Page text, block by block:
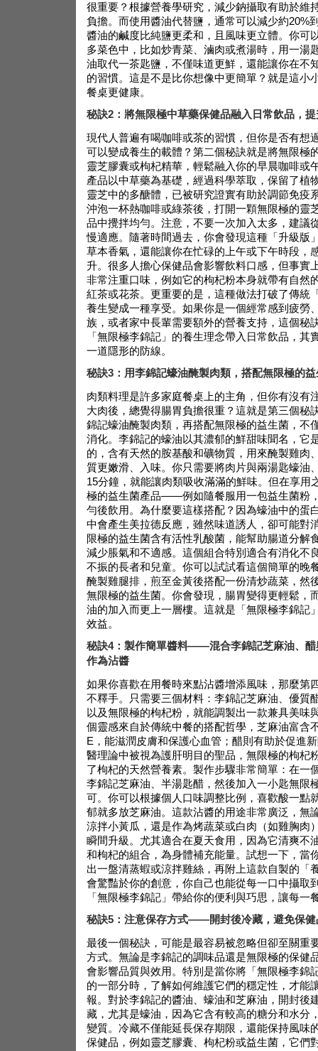
很重要？根據營養學研究，減少鈉攝取有助於維
負擔。而使用醬油代替鹽，通常可以減少約20%
醬油的鹹度比純鹽更柔和，且風味更立體。你可
多菜色中，比如炒青菜、滷肉或煮湯時，用一湯
油取代一茶匙鹽，不僅味道更鮮，還能讓你在不
的習慣。這是不是比你想像中更簡單？就是這小
餐桌更健康。
秘訣2：將無限極中草藥保健品融入日常飲品，
現代人普遍有喝咖啡或茶的習慣，但你是否有想
可以變成養生的載體？第二個秘訣就是將無限極
靈芝膠囊或枸杞精華，輕鬆融入你的早晨咖啡或
產品以中草藥為基礎，經過科學萃取，保留了植
靈芝中的多醣體，已被研究證實有助於調節免疫
沖泡一杯熱咖啡或綠茶後，打開一顆無限極的靈
品中攪拌均勻。注意，不要一次加入太多，建議
慢適應。隨著時間過去，你會發現這種「升級版
草本香氣，還能讓你在忙碌的上午或下午時段，
升。很多人擔心保健品會影響飲料口感，但事實
非常注重口味，例如它的枸杞粉本身就帶有自然
紅茶或花茶。更重要的是，這種做法打破了傳統
養生變成一種享受。如果你是一個經常感到疲勞
族，或者家中長輩需要額外的營養支持，這個秘
「無限極李錦記」的養生理念帶入日常飲品，其
一道隱形的防線。
秘訣3：用李錦記蠔油醃製肉類，搭配無限極的
肉類料理是許多家庭餐桌上的主角，但你有沒有
大肉後，總覺得腸胃負擔很重？這就是第三個秘
錦記蠔油醃製肉類，再搭配無限極的益生菌，不
消化。李錦記的蠔油以其濃郁的鮮甜味聞名，它
的，含有天然的胺基酸和礦物質，用來醃製雞肉
質更嫩滑、入味。你只需要將肉片與兩湯匙蠔油
15分鐘，就能讓肉類吸收滿滿的鮮味。但在享用
極的益生菌產品——例如隨餐服用一包益生菌粉
勻後飲用。為什麼要這樣搭配？因為蠔油中的蛋
中會產生美拉德反應，雖然味道誘人，卻可能對
限極的益生菌含有活性乳酸菌，能幫助腸道分解
減少脹氣和不適感。這個組合特別適合有消化不
不振的長者和兒童。你可以試試看這個簡單的晚
醃製雞腿排，煎至金黃後搭配一份清炒蔬菜，然
無限極的益生菌。你會發現，腸胃變得更輕鬆，
油的加入而更上一層樓。這就是「無限極李錦記
效益。
秘訣4：製作簡單醬料——混合李錦記芝麻油、醋
作為沾醬
如果你喜歡在用餐時來點沾醬增添風味，那麼第
不釋手。只需要三個材料：李錦記芝麻油、優質
以及無限極的枸杞粉，就能調製出一款兼具美味
個靈感來自於傳統中餐的搭配哲學，芝麻油富含
E，能滋潤皮膚和保護心血管；醋則有助於促進
醫理論中被視為護肝明目的聖品，無限極的枸杞
了枸杞的天然營養素。製作步驟非常簡單：在一
李錦記芝麻油、半湯匙醋，然後加入一小匙無限
可。你可以根據個人口味調整比例，喜歡酸一點
郁就多放芝麻油。這款沾醬的用途非常廣泛，無
涼拌小黃瓜，還是作為烤蔬菜或白肉（如雞胸肉
瞬間升級。尤其適合在夏天食用，因為它清爽不
和枸杞的組合，為身體補充能量。試想一下，當
出一盤清蒸蝦或涼拌雞絲，再附上這款自製的「
會驚豔於你的創意，你自己也能從每一口中攝取
「無限極李錦記」帶給你的便利與巧思，讓每一
秘訣5：注意保存方式——開封後冷藏，避免保健
最後一個秘訣，可能是最容易被忽略但卻至關重
方式。無論是李錦記的調味品還是無限極的保健
會影響品質與效用。特別是當你將「無限極李錦
的一部分時，了解如何維護它們的穩定性，才能
報。對於李錦記的醬油、蠔油和芝麻油，開封後
藏，尤其是蠔油，因為它含有較高的糖分和水分
變質。冷藏不僅能延長保存期限，還能保持風味
保健品，例如靈芝膠囊、枸杞粉或益生菌，它們